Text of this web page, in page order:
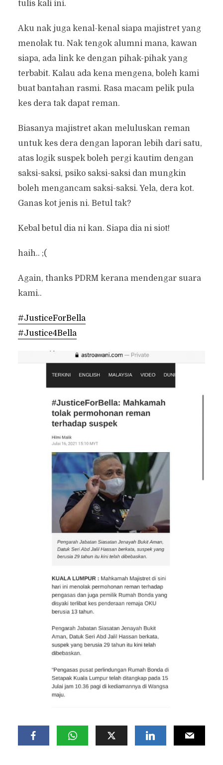
tulis kali ini.
Aku nak juga kenal-kenal siapa majistret yang
menolak tu. Nak tengok alumni mana, kawan
siapa, ada link ke dengan pihak-pihak yang
terbabit. Kalau ada kena mengena, boleh kami
buat bantahan rasmi. Rasa macam pelik pula
kes dera tak dapat reman.
Biasanya majistret akan meluluskan reman
untuk kes dera dengan laporan lebih dari satu,
atas logik suspek boleh pergi kautim dengan
saksi-saksi, psiko saksi-saksi dan mungkin
boleh mengancam saksi-saksi. Yela, dera kot.
Ganas kot jenis ni. Betul tak?
Kebal betul dia ni kan. Siapa dia ni siot!
haih.. ;(
Again, thanks PDRM kerana mendengar suara
kami..
#JusticeForBella
#Justice4Bella